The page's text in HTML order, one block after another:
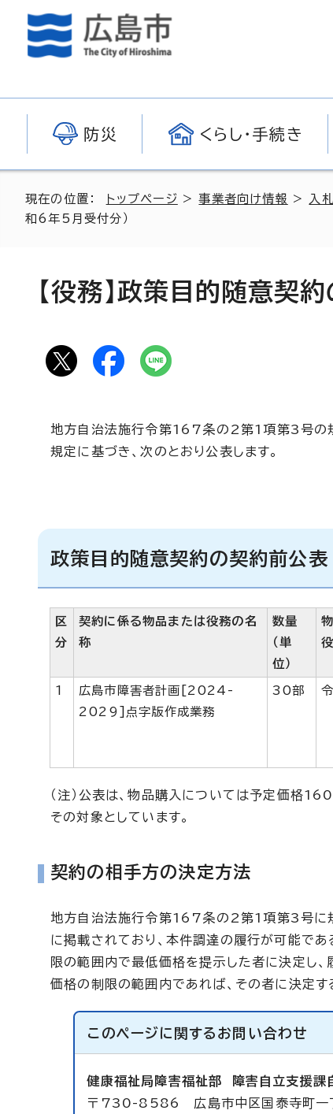
防災 くらし・手続き
現在の位置： トップページ >事業者向け情報 > 入
和6年5月受付分）
【役務】政策目的随意契
地方自治法施行令第167条の2第1項第3号の
規定に基づき、次のとおり公表します。
政策目的随意契約の契約前公表
区
分
契約に係る物品または役務の名
称
数量
（単
位）
1
広島市障害者計画[2024-
2029]点字版作成業務
30部
（注）公表は、物品購入については予定価格
その対象としています。
契約の相手方の決定方法
地方自治法施行令第167条の2第1項第3号に
に掲載されており、本件調達の履行が可能で
限の範囲内で最低価格を提示した者に決定し
価格の制限の範囲内であれば、その者に決定す
このページに関する お問い合わせ
健康福祉局障害福祉部
障害自立支援課
〒730-8586 広島市中区国泰寺町一